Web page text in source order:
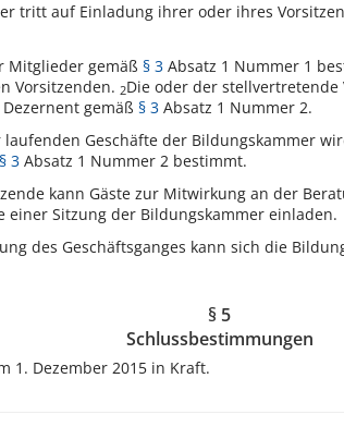
tritt auf Einladung ihrer oder ihres
Mitglieder gemäß § 3 Absatz 1 Nummer 1
Vorsitzenden. 2Die oder der
gemäß § 3 Absatz 1 Nummer 2.
Geschäfte der Bildungskammer
§ 3Absatz 1 Nummer 2 bestimmt.
kann Gäste zur Mitwirkung an der
einer Sitzung der Bildungskammer einladen.
des Geschäftsganges kann sich die
§ 5
Schlussbestimmungen
1. Dezember 2015 in Kraft.